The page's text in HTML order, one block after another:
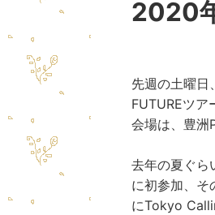
2020
先週の土曜日
FUTUREツア
会場は、 豊洲
去年の夏ぐら
に初参加、そ
にTokyo